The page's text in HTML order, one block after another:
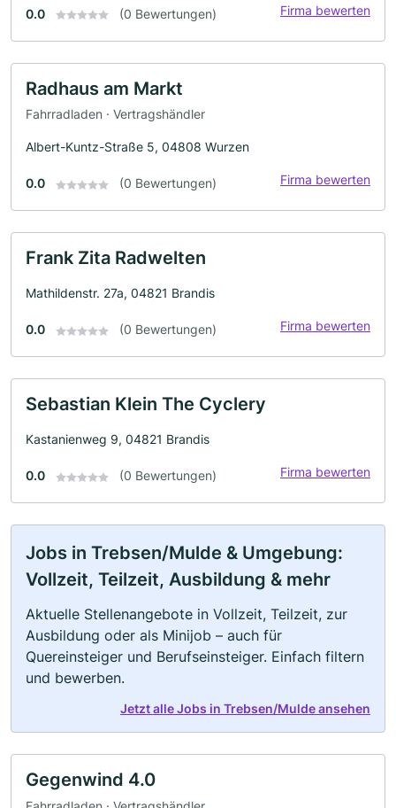
0.0 (0 Bewertungen) Firma bewerten
Radhaus am Markt
Fahrradladen · Vertragshändler
Albert-Kuntz-Straße 5, 04808 Wurzen
0.0 (0 Bewertungen) Firma bewerten
Frank Zita Radwelten
Mathildenstr. 27a, 04821 Brandis
0.0 (0 Bewertungen) Firma bewerten
Sebastian Klein The Cyclery
Kastanienweg 9, 04821 Brandis
0.0 (0 Bewertungen) Firma bewerten
Jobs in Trebsen/Mulde & Umgebung:
Vollzeit, Teilzeit, Ausbildung & mehr
Aktuelle Stellenangebote in Vollzeit, Teilzeit, zur
Ausbildung oder als Minijob – auch für
Quereinsteiger und Berufseinsteiger. Einfach filtern
und bewerben.
Jetzt alle Jobs in Trebsen/Mulde ansehen
Gegenwind 4.0